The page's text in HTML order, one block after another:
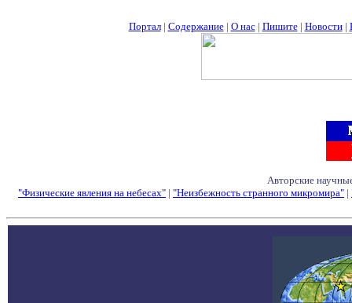
Портал| Содержание| О нас| Пишите| Новости|
Авторские
"Физические явления на небесах" | "Неизбежность странного микромира" |